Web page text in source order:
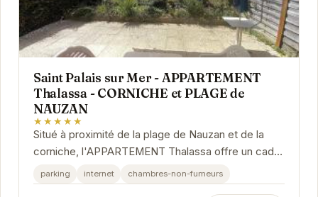
Saint Palais sur Mer - APPARTEMENT
Thalassa - CORNICHE et PLAGE de
NAUZAN
★★★★★
Situé à proximité de la plage de Nauzan et de la
corniche, l'APPARTEMENT Thalassa offre un cadre
idéal pour des vacances en famille ou entre...
parking internet chambres-non-fumeurs